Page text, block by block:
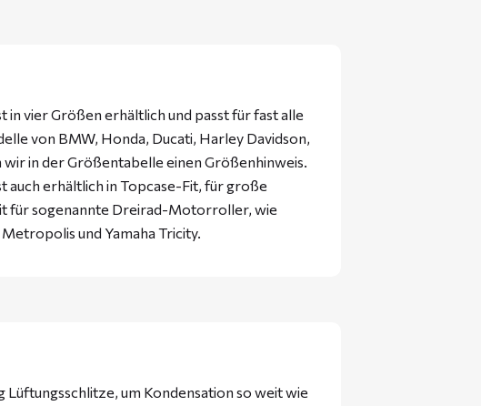
vier Größen erhältlich und passt für fast alle
von BMW, Honda, Ducati, Harley Davidson,
wir in der Größentabelle einen Größenhinweis.
erhältlich in Topcase-Fit, für große
für sogenannte Dreirad-Motorroller, wie
und Yamaha Tricity.
um Kondensation so weit wie